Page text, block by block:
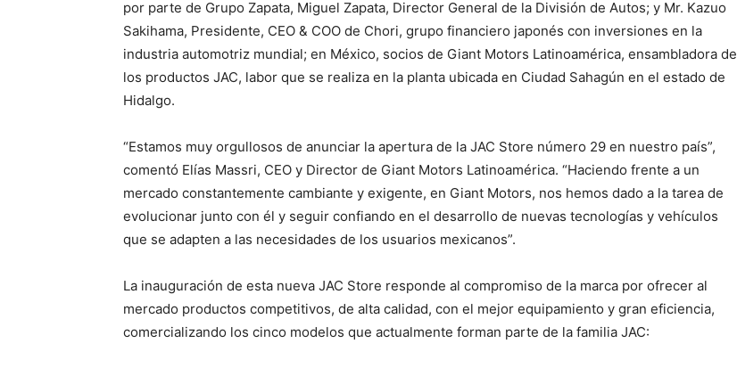
por parte de Grupo Zapata, Miguel Zapata, Director General de la División de Autos; y Mr. Kazuo
Sakihama, Presidente, CEO & COO de Chori, grupo financiero japonés con inversiones en la
industria automotriz mundial; en México, socios de Giant Motors Latinoamérica, ensambladora de
los productos JAC, labor que se realiza en la planta ubicada en Ciudad Sahagún en el estado de
Hidalgo.
“Estamos muy orgullosos de anunciar la apertura de la JAC Store número 29 en nuestro país”,
comentó Elías Massri, CEO y Director de Giant Motors Latinoamérica. “Haciendo frente a un
mercado constantemente cambiante y exigente, en Giant Motors, nos hemos dado a la tarea de
evolucionar junto con él y seguir confiando en el desarrollo de nuevas tecnologías y vehículos
que se adapten a las necesidades de los usuarios mexicanos”.
La inauguración de esta nueva JAC Store responde al compromiso de la marca por ofrecer al
mercado productos competitivos, de alta calidad, con el mejor equipamiento y gran eficiencia,
comercializando los cinco modelos que actualmente forman parte de la familia JAC: